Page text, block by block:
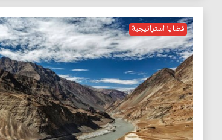
قضايا استراتيجية